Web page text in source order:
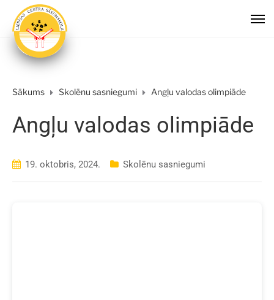
Sākums Skolēnu sasniegumi Angļu valodas olimpiāde
Angļu valodas olimpiāde
19. oktobris, 2024. Skolēnu sasniegumi